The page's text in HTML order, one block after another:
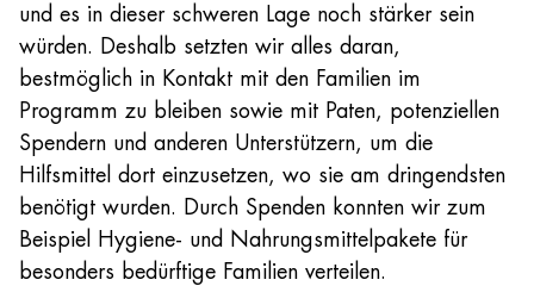
und es in dieser schweren Lage noch stärker sein
würden. Deshalb setzten wir alles daran,
bestmöglich in Kontakt mit den Familien im
Programm zu bleiben sowie mit Paten, potenziellen
Spendern und anderen Unterstützern, um die
Hilfsmittel dort einzusetzen, wo sie am dringendsten
benötigt wurden. Durch Spenden konnten wir zum
Beispiel Hygiene- und Nahrungsmittelpakete für
besonders bedürftige Familien verteilen.